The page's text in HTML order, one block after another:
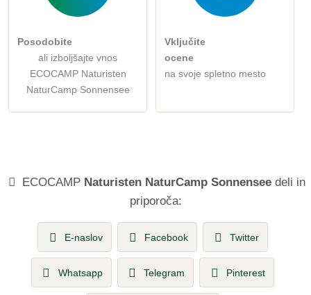
Posodobite
ali izboljšajte vnos
ECOCAMP Naturisten
NaturCamp Sonnensee
Vključite
ocene
na svoje spletno mesto
ECOCAMP Naturisten NaturCamp Sonnenseedeli in
priporoča:
E-naslov Facebook Twitter
Whatsapp Telegram Pinterest